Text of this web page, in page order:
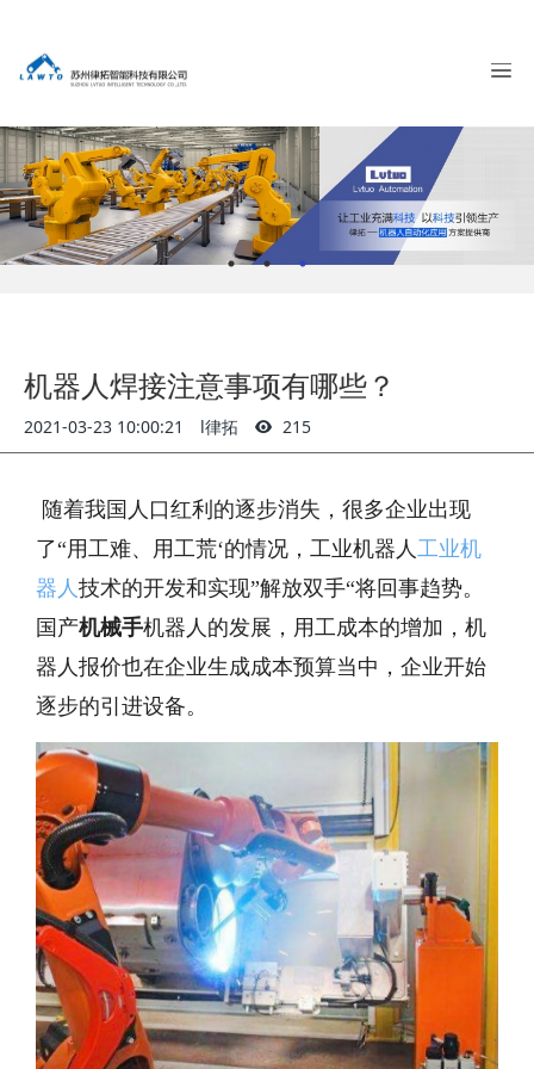
机器人焊接注意事项有哪些？
2021-03-23 10:00:21 l律拓 215
随着我国人口红利的逐步消失，很多企业出现
了“用工难、用工荒‘的情况，工业机器人 工业机
器人 技术的开发和实现”解放双手“将回事趋势。
国产机械手机器人的发展，用工成本的增加，机
器人报价也在企业生成成本预算当中，企业开始
逐步的引进设备。